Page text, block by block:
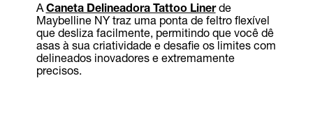
A Caneta Delineadora Tattoo Linerde
Maybelline NY traz uma ponta de feltro flexível
que desliza facilmente, permitindo que você dê
asas à sua criatividade e desafie os limites com
delineados inovadores e extremamente
precisos.